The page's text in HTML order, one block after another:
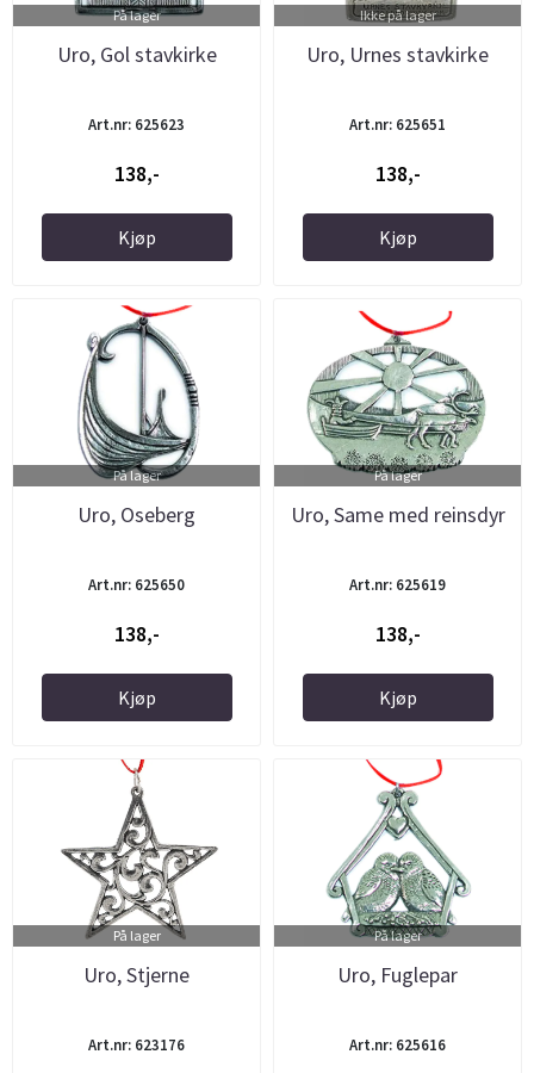
På lager
Uro, Gol stavkirke
Art.nr: 625623
138,-
Kjøp
Ikke på lager
Uro, Urnes stavkirke
Art.nr: 625651
138,-
Kjøp
På lager
Uro, Oseberg
Art.nr: 625650
138,-
Kjøp
På lager
Uro, Same med reinsdyr
Art.nr: 625619
138,-
Kjøp
På lager
Uro, Stjerne
Art.nr: 623176
På lager
Uro, Fuglepar
Art.nr: 625616